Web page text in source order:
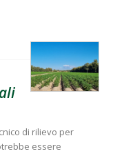
di rilievo per
essere